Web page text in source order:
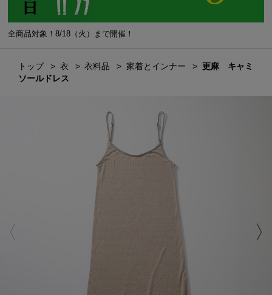
全商品対象！8/18（火）まで開催！
トップ 衣 衣料品 家着とインナー
更麻 キャミ
ソールドレス